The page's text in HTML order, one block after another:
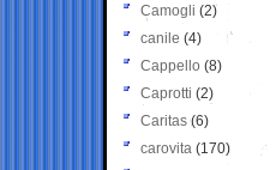
Camogli (2)
canile (4)
Cappello (8)
Caprotti (2)
Caritas (6)
carovita (170)